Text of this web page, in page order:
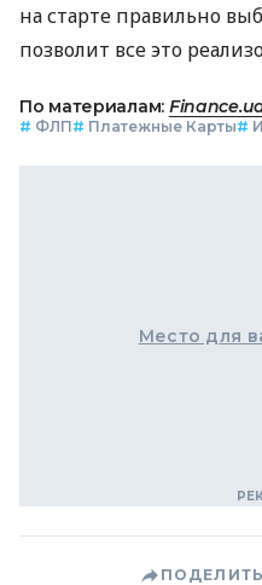
на старте правильно
позволит все это
По материалам:
# ФЛП# Платежные Карты#
Место для